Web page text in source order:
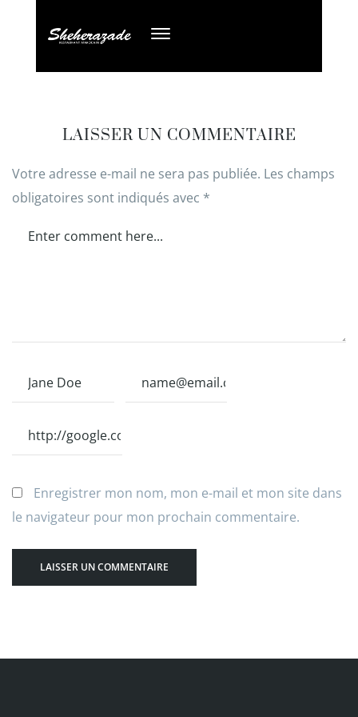
LAISSER UN COMMENTAIRE
Votre adresse e-mail ne sera pas publiée. Les champs
obligatoires sont indiqués avec *
Enregistrer mon nom, mon e-mail et mon site dans
le navigateur pour mon prochain commentaire.